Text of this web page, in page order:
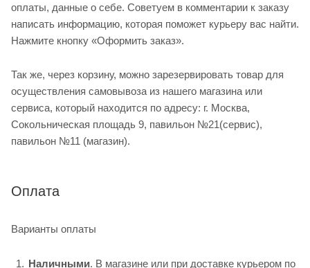
оплаты, данные о себе. Советуем в комментарии к заказу
написать информацию, которая поможет курьеру вас найти.
Нажмите кнопку «Оформить заказ».
Так же, через корзину, можно зарезервировать товар для
осуществления самовывоза из нашего магазина или
сервиса, который находится по адресу: г. Москва,
Сокольническая площадь 9, павильон №21(сервис),
павильон №11 (магазин).
Оплата
Варианты оплаты
Наличными. В магазине или при доставке курьером по